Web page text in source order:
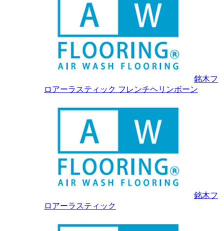
銘木フ
ロアーラスティック フレンチヘリンボーン
銘木フ
ロアーラスティック